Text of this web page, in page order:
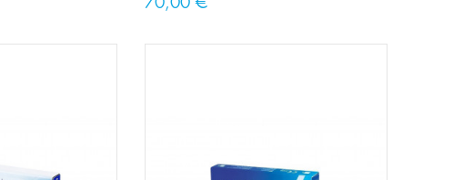
70,00 €